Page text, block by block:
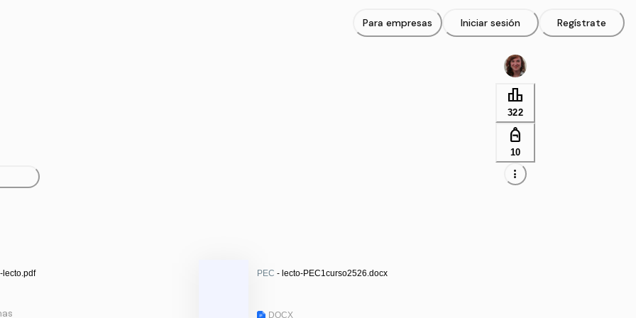
leaderboard
322
personal_bag
10
more_vert
lecto.pdf PEC - lecto-PEC1curso2526.docx
DOCX
Para empresas Iniciar sesión Regístrate